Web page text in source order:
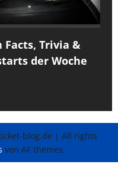
Facts, Trivia &
der Woche
blog.de | All rights
von AF themes.